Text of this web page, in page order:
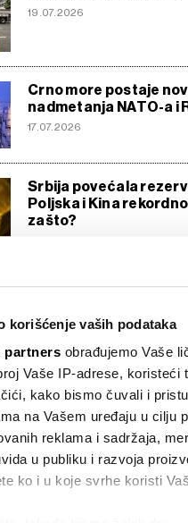
korišćenje vaših podataka
partners obrađujemo Vaše
Vaše IP-adrese, koristeći
kako bismo čuvali i
na Vašem uređaju u cilju
reklama i sadržaja,
u publiku i razvoja
ko i u koje svrhe koristi
19.07.2026
Crno more postaje
nadmetanja NATO-a i
17.07.2026
Srbija povećala
Poljska i Kina
zašto?
Pet razloga zašto je
15.07.2026
Gorivo udara na
padu cene nafte
12.07.2026
Rusija privremeno